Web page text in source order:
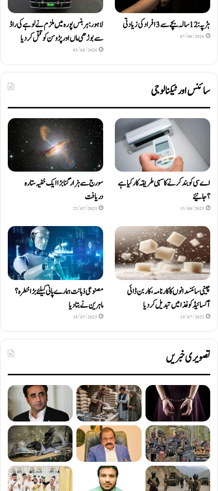
ہڑپہ: 12 سالہ بچے سے 3 افراد کی زیادتی
07/08/2026
لاہور: ہربنس پورہ میں ملزم نے لوہے کی راڈ
سے بوڑھی ماں اور پڑوسن کو قتل کر دیا
05/08/2026
سائنس اور ٹیکنالوجی
اے سی کو بند کرنے کا سہی طریقہ کار کیا ہے
؟ جانیئے
13/08/2025
سورج سے ہزار گنا بڑا ایک خفیہ ستارہ
دریافت
22/07/2025
چینی سائنسدانوں کا کارنامہ، کاربن ڈائی
آکسائیڈ کو غذا میں تبدیل کردیا
19/07/2025
مصنوعی ذہانت ہمارے پانی کیلئے بڑا خطرہ؟
ماہرین نے بتا دیا
18/07/2025
تصویری خبریں